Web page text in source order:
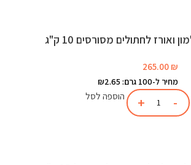
ואורז לחתולים מסורסים 10 ק"ג
265.00 ₪
מחיר ל-100 גרם: ₪2.65
הוספה לסל